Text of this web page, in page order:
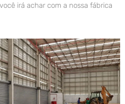
irá achar com a nossa fábrica